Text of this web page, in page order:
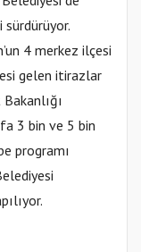
4 merkez ilçesi
gelen itirazlar
3 bin ve 5 bin
programı